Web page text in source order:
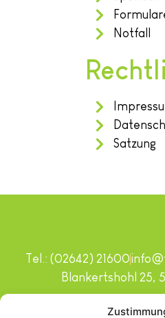
Notfall
Satzung
Copyright © 2024. Alle
Tel.: (02642) 21600
Blankertshohl 25,